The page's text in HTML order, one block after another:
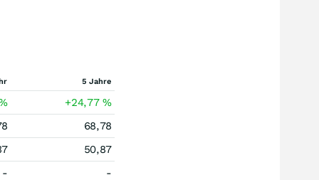
5 Jahre
+24,77%
68,78
50,87
- -